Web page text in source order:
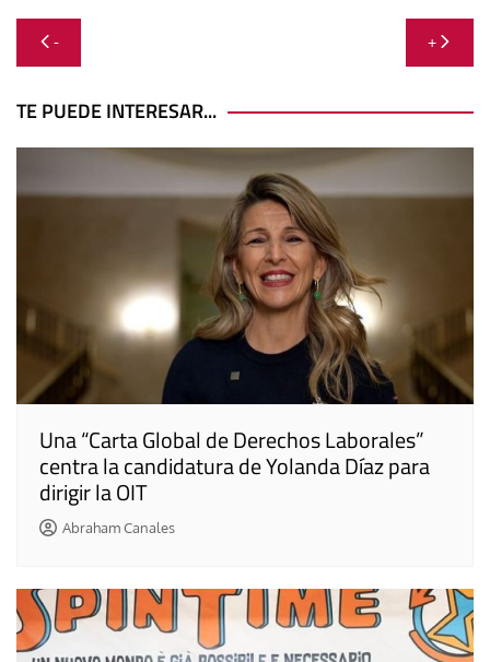
Navegación
de
entradas
- +
TE PUEDE INTERESAR...
Una “Carta Global de Derechos Laborales”
centra la candidatura de Yolanda Díaz para
dirigir la OIT
Abraham Canales